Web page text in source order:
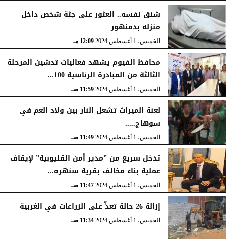
شنق نفسه.. العثور على جثة شخص داخل
منزله بدمنهور
الخميس، 1 أغسطس 2024 12:09 مـ
محافظ الفيوم يشهد فعاليات تدشين المرحلة
الثالثة من المبادرة الرئاسية 100...
الخميس، 1 أغسطس 2024 11:59 صـ
لعنة الميراث تشعل النار بين ولاد العم في
سوهاج.....
الخميس، 1 أغسطس 2024 11:49 صـ
تدخل سريع من ”مدير أمن القليوبية” لإيقاف
عملية بناء مخالف بقرية سنهره...
الخميس، 1 أغسطس 2024 11:47 صـ
إزالة 26 حالة تعدٍّ على الزراعات في الغربية
الخميس، 1 أغسطس 2024 11:34 صـ